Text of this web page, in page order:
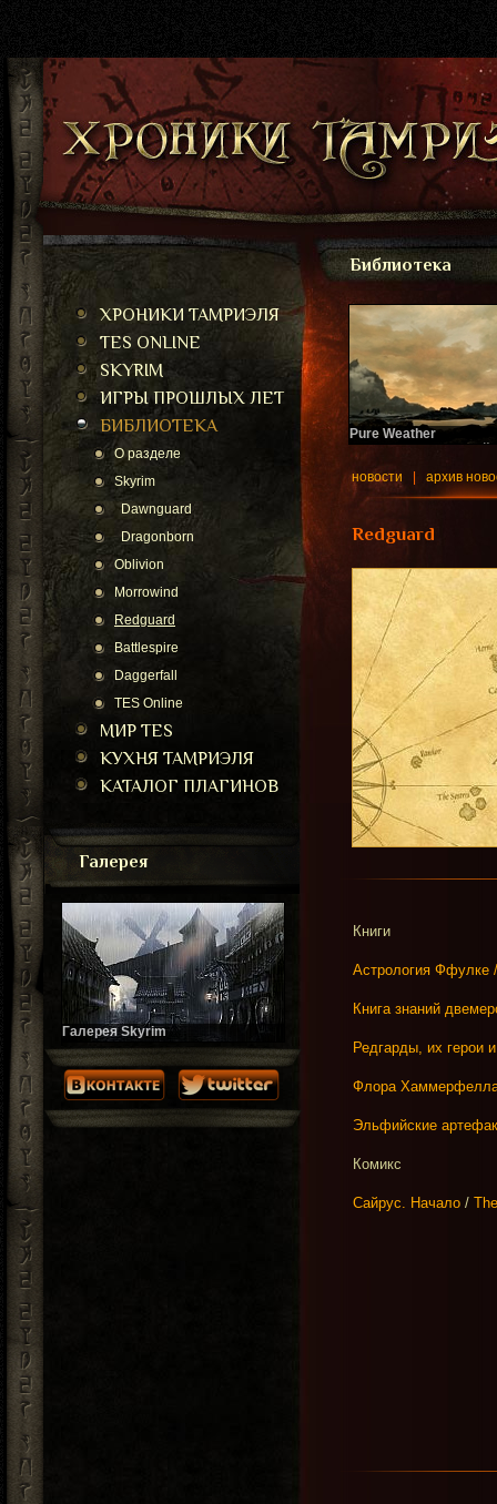
ХРОНИКИ ТАМРИЭЛЯ
TES ONLINE
SKYRIM
ИГРЫ ПРОШЛЫХ ЛЕТ
БИБЛИОТЕКА
О разделе
Skyrim
Dawnguard
Dragonborn
Oblivion
Morrowind
Redguard
Battlespire
Daggerfall
TES Online
МИР TES
КУХНЯ ТАМРИЭЛЯ
КАТАЛОГ ПЛАГИНОВ
Галерея
Галерея Skyrim
Концепт-арт Bethesda. Галерея
периодически пополняется!
Библиотека
Pure Weather
Еще один глобальный
плагин.
новости архив
Redguard
Книги
Астрология Ффулке
Книга знаний
Редгарды, их герои
Флора
Эльфийские
Комикс
Сайрус. Начало /